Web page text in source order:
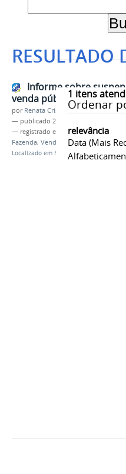
RESULTADO
1 itens
Ordenar
relevância
Data (mais
Informe sobre
venda pública de
por Renata Cristina de Sá Barreto
— publicado 29/07/2021
— registrado em:
CCA ,Campus
Fazenda, Venda Pública
Localizado em Notícias